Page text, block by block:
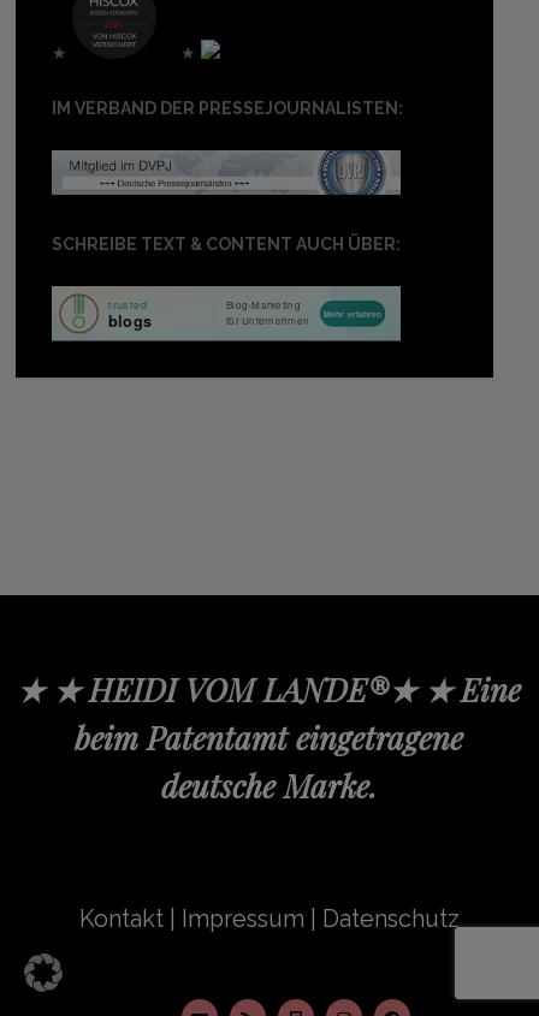
★ ★
IM VERBAND DER PRESSEJOURNALISTEN:
SCHREIBE TEXT & CONTENT AUCH ÜBER:
★ ★ HEIDI VOM LANDE®★ ★ Eine
beim Patentamt eingetragene
deutsche Marke.
Kontakt Impressum Datenschutz